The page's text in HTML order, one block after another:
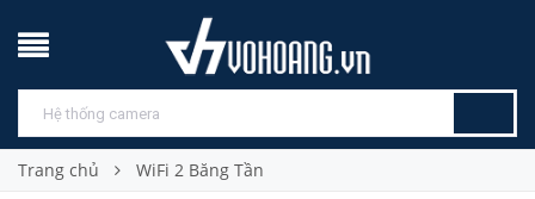
Trang chủ WiFi 2 Băng Tần